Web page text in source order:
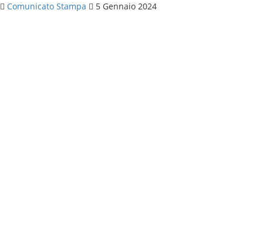
Comunicato Stampa 5 Gennaio 2024